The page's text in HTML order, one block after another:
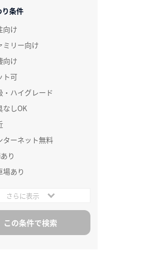
り条件
向け
ミリー向け
向け
ト可
・ハイグレード
なしOK
ターネット無料
り
場あり
さらに表示